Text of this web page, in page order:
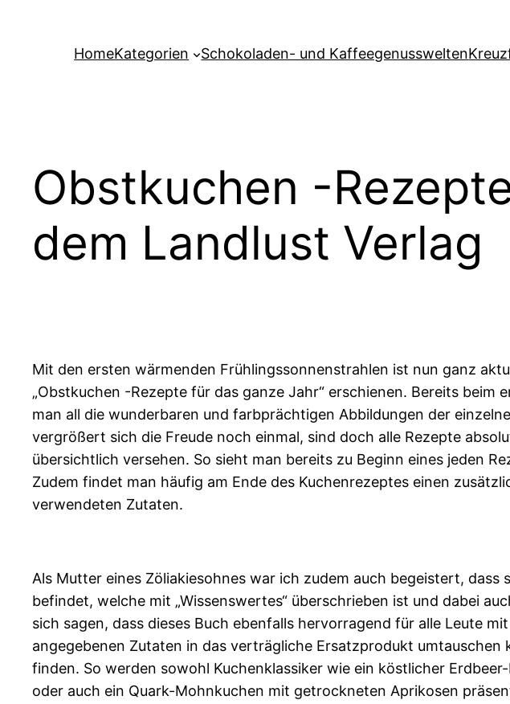
HomeKategorien Schokoladen- und Kaffeegenusswelten
Obstkuchen -
dem Landlust Verlag
Mit den ersten wärmenden Frühlingssonnenstrahlen ist nun ganz
„Obstkuchen -Rezepte für das ganze Jahr“ erschienen. Bereits
man all die wunderbaren und farbprächtigen Abbildungen der
vergrößert sich die Freude noch einmal, sind doch alle Rezepte
übersichtlich versehen. So sieht man bereits zu Beginn eines jeden
Zudem findet man häufig am Ende des Kuchenrezeptes einen
verwendeten Zutaten.
Als Mutter eines Zöliakiesohnes war ich zudem auch begeistert,
befindet, welche mit „Wissenswertes“ überschrieben ist und dabei
sich sagen, dass dieses Buch ebenfalls hervorragend für alle Leute
angegebenen Zutaten in das verträgliche Ersatzprodukt
finden. So werden sowohl Kuchenklassiker wie ein köstlicher
oder auch ein Quark-Mohnkuchen mit getrockneten Aprikosen